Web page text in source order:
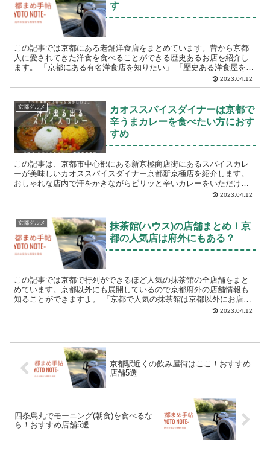
す
この記事では京都にある老舗洋食店をまとめています。昔から京都
人に愛されてきた洋食を食べることができる歴史あるお店を紹介し
ます。 「京都にある有名洋食店を知りたい」 「歴史ある洋食屋を京
2023.04.12
京都グルメ
カオススパイスダイナーは京都で
辛うまカレーを食べたい方におす
すめ
この記事は、京都市中心部にある新京極商店街にあるスパイスカレ
ーが美味しいカオススパイスダイナー京都新京極店を紹介します。
おしゃれな店内で汗をかきながらピリッと辛いカレーをいただけま
す。新京極商店街は錦市場からも徒歩ですぐの場所にある...2023.04.12
京都グルメ
抹茶館(ハウス)の店舗まとめ！京
都の人気店は府外にもある？
この記事では京都で行列ができるほど人気の抹茶館の全店舗をまと
めています。京都以外にも展開しているので京都府外の店舗情報も
知ることができますよ。 「京都で人気の抹茶館は京都以外にお店が
2023.04.12
京都駅近くの飲み屋街はここ！おすすめ
店舗5選
四条烏丸でモーニング(朝食)を食べるな
ら！おすすめ店舗5選